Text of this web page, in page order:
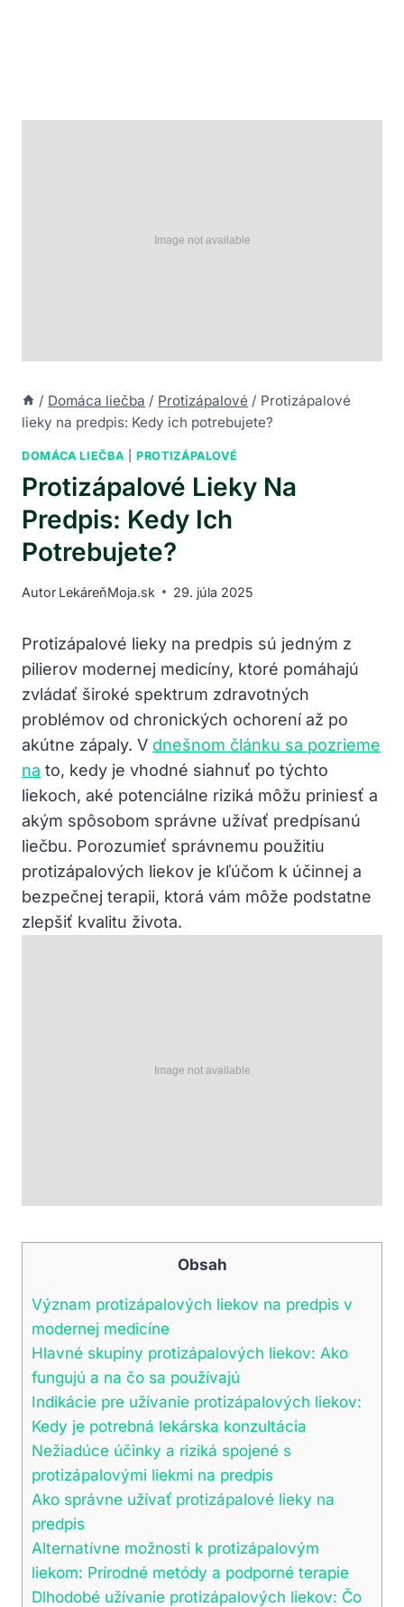
/ Domáca liečba / Protizápalové / Protizápalové
lieky na predpis: Kedy ich potrebujete?
DOMÁCA LIEČBA |PROTIZÁPALOVÉ
Protizápalové Lieky Na
Predpis: Kedy Ich
Potrebujete?
Autor LekáreňMoja.sk 29. júla 2025
Protizápalové lieky na predpis sú jedným z
pilierov modernej medicíny, ktoré pomáhajú
zvládať široké spektrum zdravotných
problémov od chronických ochorení až po
akútne zápaly. V dnešnom článku sa pozrieme
na to, kedy je vhodné siahnuť po týchto
liekoch, aké potenciálne riziká môžu priniesť a
akým spôsobom správne užívať predpísanú
liečbu. Porozumieť správnemu použitiu
protizápalových liekov je kľúčom k účinnej a
bezpečnej terapii, ktorá vám môže podstatne
zlepšiť kvalitu života.
Obsah
Význam protizápalových liekov na predpis v
modernej medicíne
Hlavné skupiny protizápalových liekov: Ako
fungujú a na čo sa používajú
Indikácie pre užívanie protizápalových liekov:
Kedy je potrebná lekárska konzultácia
Nežiadúce účinky a riziká spojené s
protizápalovými liekmi na predpis
Ako správne užívať protizápalové lieky na
predpis
Alternatívne možnosti k protizápalovým
liekom: Prírodné metódy a podporné terapie
Dlhodobé užívanie protizápalových liekov: Čo